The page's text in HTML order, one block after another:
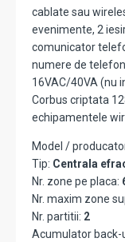
cablate sau
evenimente, 2
comunicator
numere de
16VAC/40VA (nu
Corbus criptata
echipamentele
Model /
Tip: Centrala
Nr. zone pe placa:
Nr. maxim zone
Nr. partitii: 2
Acumulator back-